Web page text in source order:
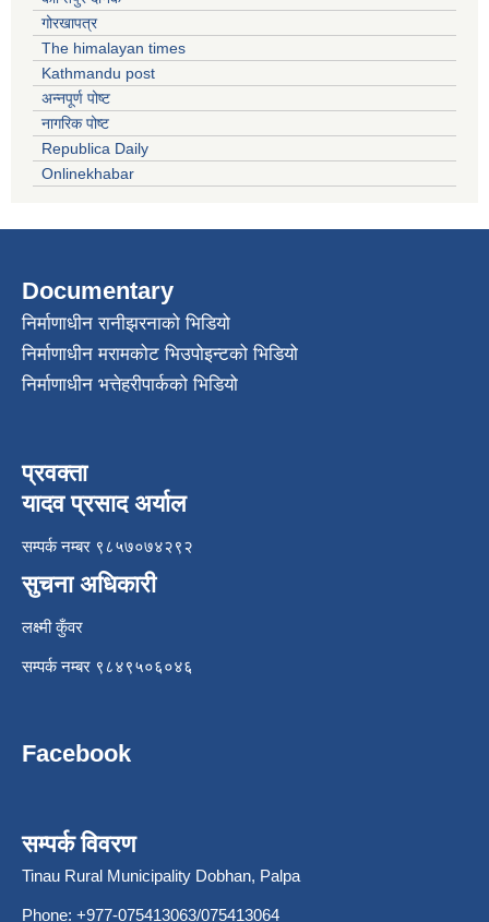
गोरखापत्र
The himalayan times
Kathmandu post
अन्नपूर्ण पोष्ट
नागरिक पोष्ट
Republica Daily
Onlinekhabar
Documentary
निर्माणाधीन रानीझरनाको भिडियो
निर्माणाधीन मरामकोट भिउपोइन्टको भिडियो
निर्माणाधीन भत्तेहरीपार्कको भिडियो
प्रवक्ता
यादव प्रसाद अर्याल
सम्पर्क नम्बर ९८५७०७४२९२
सुचना अधिकारी
लक्ष्मी कुँवर
सम्पर्क नम्बर ९८४९५०६०४६
Facebook
सम्पर्क विवरण
Tinau Rural Municipality Dobhan, Palpa
Phone: +977-075413063/075413064